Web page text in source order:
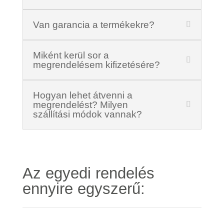
Van garancia a termékekre?
Miként kerül sor a
megrendelésem kifizetésére?
Hogyan lehet átvenni a
megrendelést? Milyen
szállítási módok vannak?
Az egyedi rendelés
ennyire egyszerű: